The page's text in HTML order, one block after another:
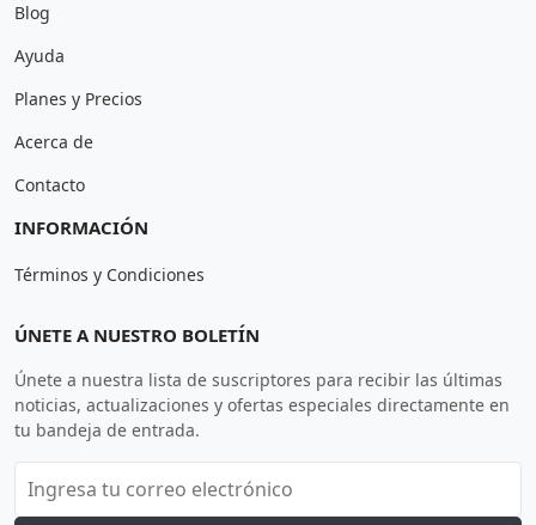
Blog
Ayuda
Planes y Precios
Acerca de
Contacto
INFORMACIÓN
Términos y Condiciones
ÚNETE A NUESTRO BOLETÍN
Únete a nuestra lista de suscriptores para recibir las últimas
noticias, actualizaciones y ofertas especiales directamente en
tu bandeja de entrada.